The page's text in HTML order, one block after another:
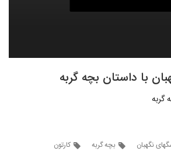
با داستان بچه گربه
گربه
نگهبان بچه گربه
کارتون